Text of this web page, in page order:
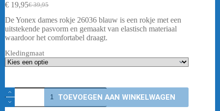
€39,95
Oorspronkelijke
prijs
was:
€ 39,95.
€ 19,95Huidige
prijs
is:
€ 19,95.
De Yonex dames rokje 26036 blauw is een rokje met een
uitstekende pasvorm en gemaakt van elastisch materiaal
waardoor het comfortabel draagt.
Kledingmaat
Yonex
dames
rokje
TOEVOEGEN AAN WINKELWAGEN